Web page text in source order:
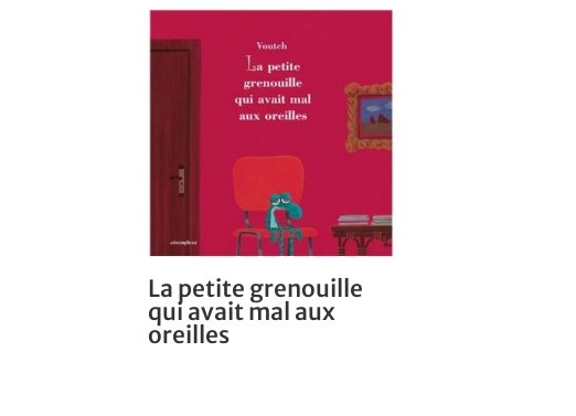
La petite grenouille
qui avait mal aux
oreilles